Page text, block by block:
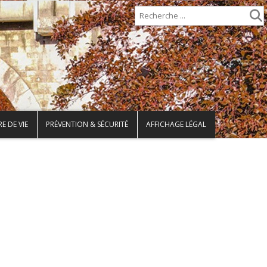
DE VIE PRÉVENTION & SÉCURITÉ AFFICHAGE LÉGAL